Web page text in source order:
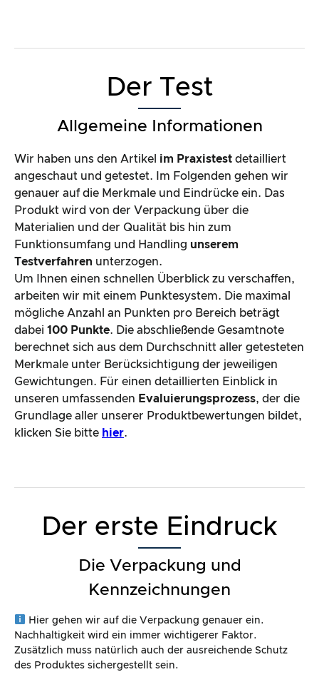
Der Test
Allgemeine Informationen
Wir haben uns den Artikel im Praxistest detailliert
angeschaut und getestet. Im Folgenden gehen wir
genauer auf die Merkmale und Eindrücke ein. Das
Produkt wird von der Verpackung über die
Materialien und der Qualität bis hin zum
Funktionsumfang und Handling unserem
Testverfahren unterzogen.
Um Ihnen einen schnellen Überblick zu verschaffen,
arbeiten wir mit einem Punktesystem. Die maximal
mögliche Anzahl an Punkten pro Bereich beträgt
dabei 100 Punkte. Die abschließende Gesamtnote
berechnet sich aus dem Durchschnitt aller getesteten
Merkmale unter Berücksichtigung der jeweiligen
Gewichtungen. Für einen detaillierten Einblick in
unseren umfassenden Evaluierungsprozess, der die
Grundlage aller unserer Produktbewertungen bildet,
klicken Sie bitte hier.
Der erste Eindruck
Die Verpackung und
Kennzeichnungen
Hier gehen wir auf die Verpackung genauer ein.
Nachhaltigkeit wird ein immer wichtigerer Faktor.
Zusätzlich muss natürlich auch der ausreichende Schutz
des Produktes sichergestellt sein.